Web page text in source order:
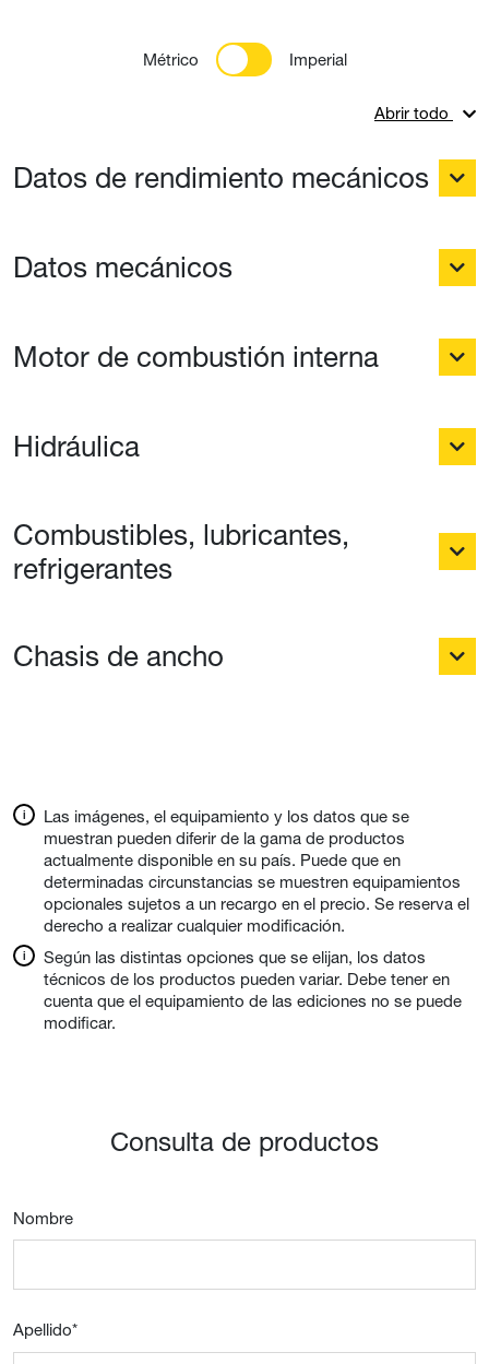
Métrico Imperial
Abrir todo
Datos de rendimiento mecánicos
Datos mecánicos
Motor de combustión interna
Hidráulica
Combustibles, lubricantes,
refrigerantes
Chasis de ancho
Las imágenes, el equipamiento y los datos que se
muestran pueden diferir de la gama de productos
actualmente disponible en su país. Puede que en
determinadas circunstancias se muestren equipamientos
opcionales sujetos a un recargo en el precio. Se reserva el
derecho a realizar cualquier modificación.
Según las distintas opciones que se elijan, los datos
técnicos de los productos pueden variar. Debe tener en
cuenta que el equipamiento de las ediciones no se puede
modificar.
Consulta de productos
Nombre
Apellido*